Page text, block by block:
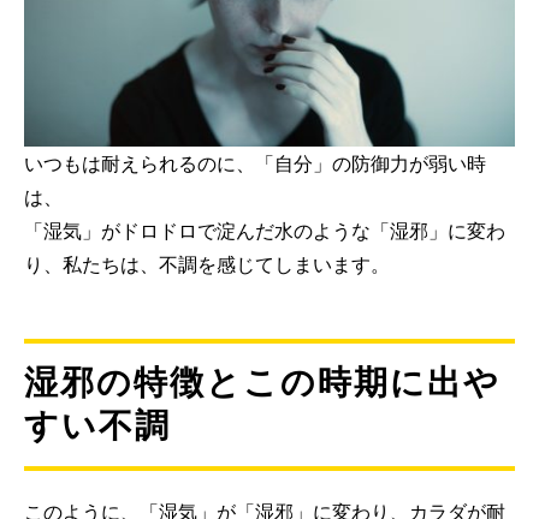
いつもは耐えられるのに、「自分」の防御力が弱い時
は、
「湿気」がドロドロで淀んだ水のような「湿邪」に変わ
り、私たちは、不調を感じてしまいます。
湿邪の特徴とこの時期に出や
すい不調
このように、「湿気」が「湿邪」に変わり、カラダが耐